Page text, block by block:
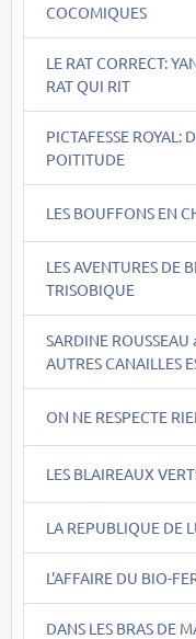
COCOMIQUES
LE RAT CORRECT:
RAT QUI RIT
PICTAFESSE ROYAL:
POITITUDE
LES BOUFFONS EN
LES AVENTURES DE
TRISOBIQUE
SARDINE
AUTRES CANAILLES
ON NE RESPECTE
LES BLAIREAUX
LA REPUBLIQUE DE
L'AFFAIRE DU BIO-
DANS LES BRAS DE